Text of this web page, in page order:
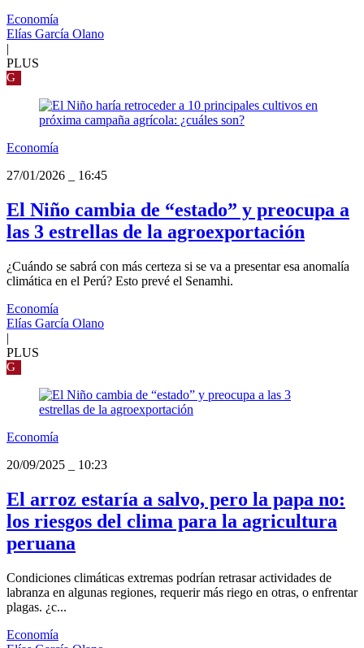
Economía
Elías García Olano
PLUS
G
Economía
27/01/2026
16:45
El Niño cambia de “estado” y preocupa a
las 3 estrellas de la agroexportación
¿Cuándo se sabrá con más certeza si se va a presentar esa anomalía
climática en el Perú? Esto prevé el Senamhi.
Economía
Elías García Olano
|
PLUS
G
Economía
20/09/2025
10:23
El arroz estaría a salvo, pero la papa no:
los riesgos del clima para la agricultura
peruana
Condiciones climáticas extremas podrían retrasar actividades de
labranza en algunas regiones, requerir más riego en otras, o enfrentar
plagas. ¿c...
Economía